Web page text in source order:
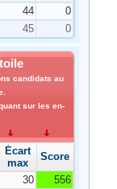
44
0
45 0
candidats au
sur les en-
Écart
max
Score
30
556